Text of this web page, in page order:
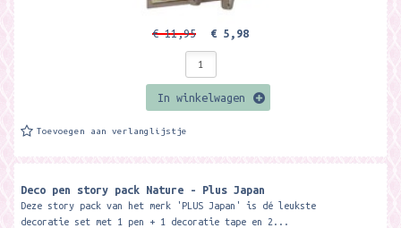
€ 11,95 € 5,98
In winkelwagen
Toevoegen aan verlanglijstje
Deco pen story pack Nature - Plus Japan
Deze story pack van het merk 'PLUS Japan' is dé leukste
decoratie set met 1 pen + 1 decoratie tape en 2...